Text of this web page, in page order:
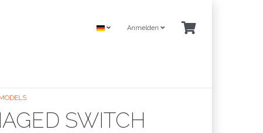
Anmelden
SWITCH